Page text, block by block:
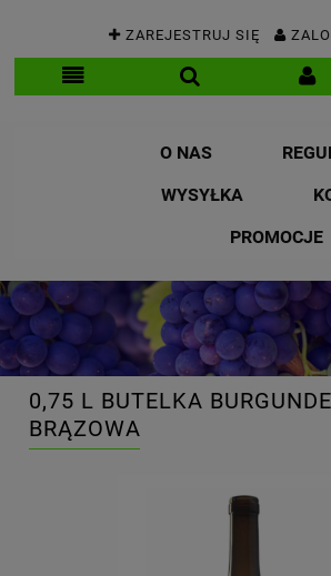
ZAREJESTRUJ SIĘ
O NAS
WYSYŁKA
PROMOCJE
0,75 L BUTELKA
BRĄZOWA